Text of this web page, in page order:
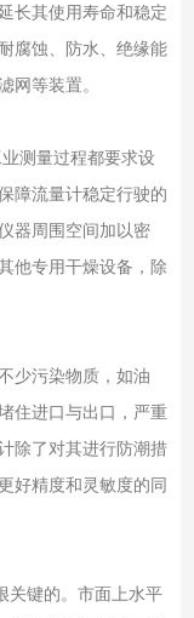
长其使用寿命和稳定
腐蚀、防水、绝缘能
网等装置。
测量过程都要求设
障流量计稳定行驶的
器周围空间加以密
他专用干燥设备，除
污染物质，如油
住进口与出口，严重
除了对其进行防潮措
好精度和灵敏度的同
键的。市面上水平